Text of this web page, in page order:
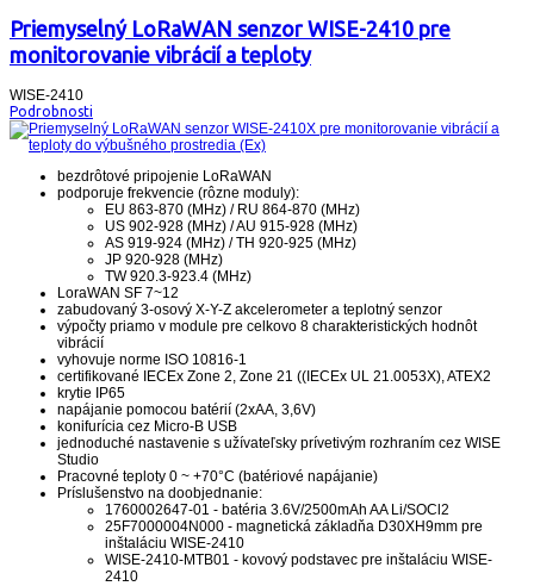
Priemyselný LoRaWAN senzor WISE-2410 pre
monitorovanie vibrácií a teploty
WISE-2410
Podrobnosti
bezdrôtové pripojenie LoRaWAN
podporuje frekvencie (rôzne moduly):
EU 863-870 (MHz) / RU 864-870 (MHz)
US 902-928 (MHz) / AU 915-928 (MHz)
AS 919-924 (MHz) / TH 920-925 (MHz)
JP 920-928 (MHz)
TW 920.3-923.4 (MHz)
LoraWAN SF 7~12
zabudovaný 3-osový X-Y-Z akcelerometer a teplotný senzor
výpočty priamo v module pre celkovo 8 charakteristických hodnôt
vibrácií
vyhovuje norme ISO 10816-1
certifikované IECEx Zone 2, Zone 21 ((IECEx UL 21.0053X), ATEX2
krytie IP65
napájanie pomocou batérií (2xAA, 3,6V)
konifurícia cez Micro-B USB
jednoduché nastavenie s užívateľsky prívetivým rozhraním cez WISE
Studio
Pracovné teploty 0 ~ +70°C (batériové napájanie)
Príslušenstvo na doobjednanie:
1760002647-01 - batéria 3.6V/2500mAh AA Li/SOCl2
25F7000004N000 - magnetická základňa D30XH9mm pre
inštaláciu WISE-2410
WISE-2410-MTB01 - kovový podstavec pre inštaláciu WISE-
2410